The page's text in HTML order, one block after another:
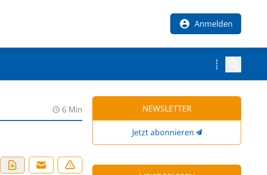
Anmelden
6 Min NEWSLETTER
Jetzt abonnieren